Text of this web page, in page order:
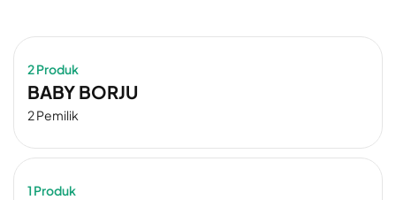
2 Produk
BABY BORJU
2 Pemilik
1 Produk